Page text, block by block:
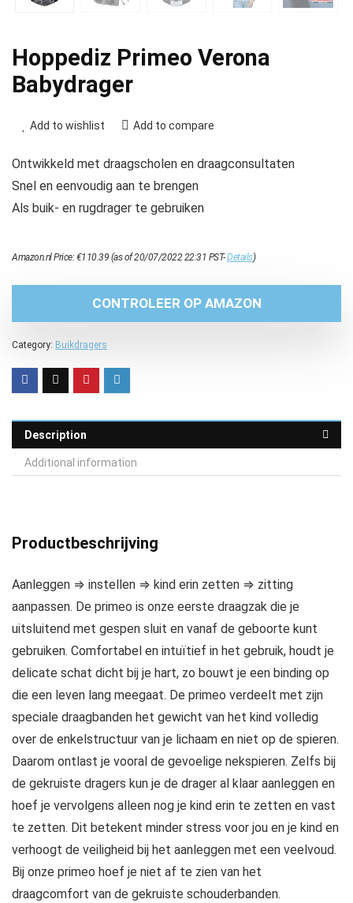
Hoppediz Primeo Verona
Babydrager
Add to wishlist Add to compare
Ontwikkeld met draagscholen en draagconsultaten
Snel en eenvoudig aan te brengen
Als buik- en rugdrager te gebruiken
Amazon.nl Price:€110.39 (as of 20/07/2022 22:31 PST-Details)
CONTROLEER OP AMAZON
Category: Buikdragers
Description
Additional information
Productbeschrijving
Aanleggen ⇒ instellen ⇒ kind erin zetten ⇒ zitting
aanpassen. De primeo is onze eerste draagzak die je
uitsluitend met gespen sluit en vanaf de geboorte kunt
gebruiken. Comfortabel en intuïtief in het gebruik, houdt je
delicate schat dicht bij je hart, zo bouwt je een binding op
die een leven lang meegaat. De primeo verdeelt met zijn
speciale draagbanden het gewicht van het kind volledig
over de enkelstructuur van je lichaam en niet op de spieren.
Daarom ontlast je vooral de gevoelige nekspieren. Zelfs bij
de gekruiste dragers kun je de drager al klaar aanleggen en
hoef je vervolgens alleen nog je kind erin te zetten en vast
te zetten. Dit betekent minder stress voor jou en je kind en
verhoogt de veiligheid bij het aanleggen met een veelvoud.
Bij onze primeo hoef je niet af te zien van het
draagcomfort van de gekruiste schouderbanden.